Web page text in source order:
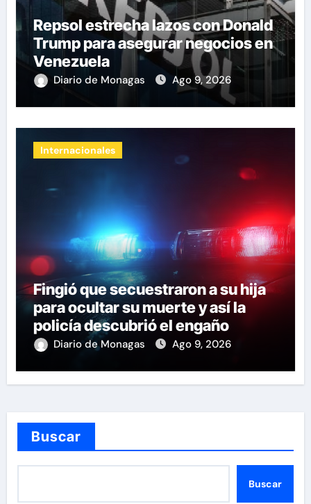
Repsol estrecha lazos con Donald
Trump para asegurar negocios en
Venezuela
Diario de Monagas Ago 9, 2026
Internacionales
Fingió que secuestraron a su hija
para ocultar su muerte y así la
policía descubrió el engaño
Diario de Monagas Ago 9, 2026
Buscar
Buscar